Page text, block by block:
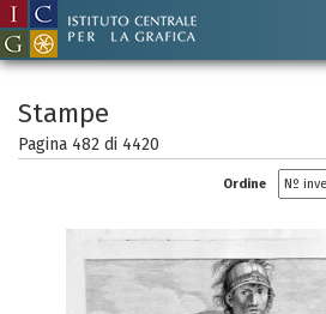
Stampe
Pagina 482 di 4420
Ordine